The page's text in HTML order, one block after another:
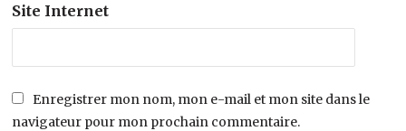
Site Internet
Enregistrer mon nom, mon e-mail et mon site dans le
navigateur pour mon prochain commentaire.